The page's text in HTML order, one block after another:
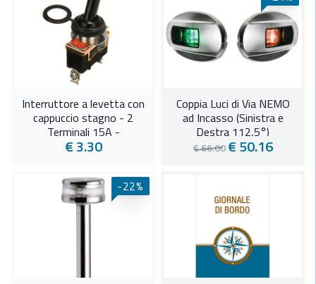
Interruttore a levetta con
cappuccio stagno - 2
Terminali 15A -
€ 3.30
Coppia Luci di Via NEMO
ad Incasso (Sinistra e
Destra 112,5°)
€ 66.00€ 50.16
-22%